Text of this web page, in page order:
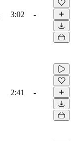
3:02 -
2:41 -